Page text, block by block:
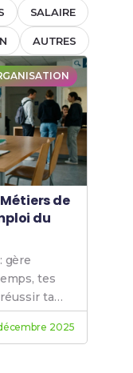
SALAIRE
AUTRES
de
du
gère
tes
ta
2025